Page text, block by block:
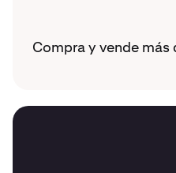
Compra y vende